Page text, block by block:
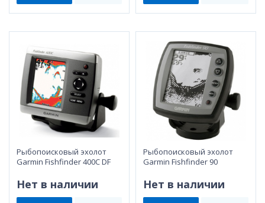
Рыбопоисковый эхолот
Garmin Fishfinder 400C DF
Нет в наличии
Рыбопоисковый эхолот
Garmin Fishfinder 90
Нет в наличии